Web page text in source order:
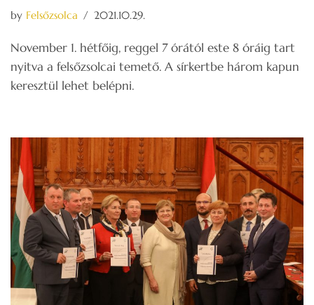
by Felsőzsolca 2021.10.29.
November 1. hétfőig, reggel 7 órától este 8 óráig tart
nyitva a felsőzsolcai temető. A sírkertbe három kapun
keresztül lehet belépni.